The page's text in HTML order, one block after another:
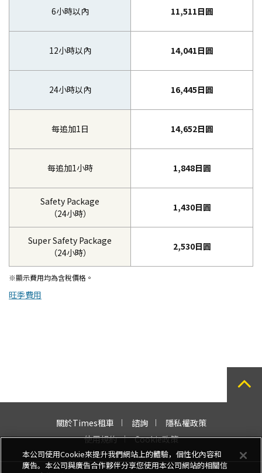
6小時以內
12小時以內
24小時以內
每追加1日
每追加1小時
Safety Package
（24小時）
Super Safety Package
（24小時）
11,511日圓
14,041日圓
16,445日圓
14,652日圓
1,848日圓
1,430日圓
2,530日圓
※顯示費用均為含稅價格。
旺季費用
關於Times租車 諮詢
隱私權政策
使用規約
Cookie政策
本公司使用Cookie來提升我們網站上的體驗，個性化內容和
廣告。本公司與廣告合作夥伴分享您使用本公司網站的相關信